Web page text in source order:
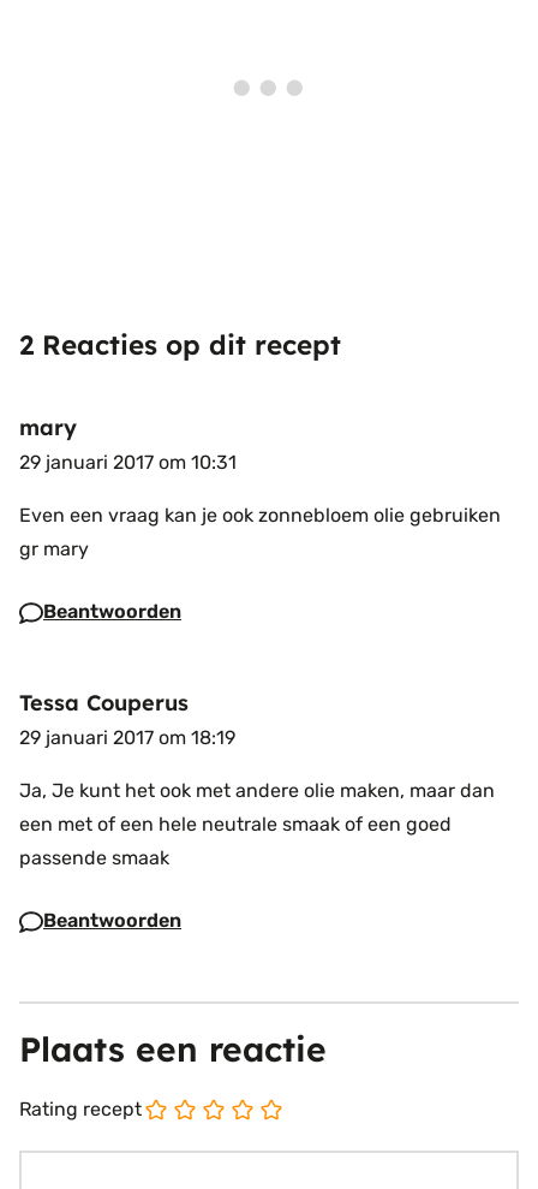
2 Reacties op dit recept
mary
29 januari 2017 om 10:31
Even een vraag kan je ook zonnebloem olie gebruiken
gr mary
Beantwoorden
Tessa Couperus
29 januari 2017 om 18:19
Ja, Je kunt het ook met andere olie maken, maar dan
een met of een hele neutrale smaak of een goed
passende smaak
Beantwoorden
Plaats een reactie
Rating recept